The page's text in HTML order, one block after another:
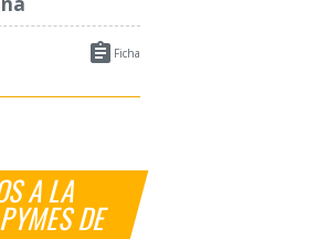
 Ficha
A LA
DE